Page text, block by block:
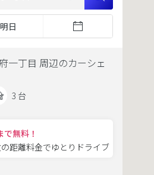
明日
一丁目 周辺のカーシェ
3 台
無料！
距離料金でゆとりドライブ